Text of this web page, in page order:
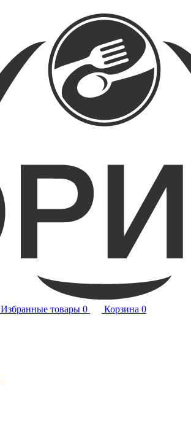
Избранные товары 0 Корзина 0